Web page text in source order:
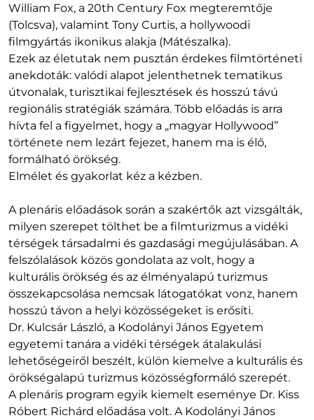
William Fox, a 20th Century Fox megteremtője
(Tolcsva), valamint Tony Curtis, a hollywoodi
filmgyártás ikonikus alakja (Mátészalka).
Ezek az életutak nem pusztán érdekes filmtörténeti
anekdoták: valódi alapot jelenthetnek tematikus
útvonalak, turisztikai fejlesztések és hosszú távú
regionális stratégiák számára. Több előadás is arra
hívta fel a figyelmet, hogy a „magyar Hollywood”
története nem lezárt fejezet, hanem ma is élő,
formálható örökség.
Elmélet és gyakorlat kéz a kézben.
A plenáris előadások során a szakértők azt vizsgálták,
milyen szerepet tölthet be a filmturizmus a vidéki
térségek társadalmi és gazdasági megújulásában. A
felszólalások közös gondolata az volt, hogy a
kulturális örökség és az élményalapú turizmus
összekapcsolása nemcsak látogatókat vonz, hanem
hosszú távon a helyi közösségeket is erősíti.
Dr. Kulcsár László, a Kodolányi János Egyetem
egyetemi tanára a vidéki térségek átalakulási
lehetőségeiről beszélt, külön kiemelve a kulturális és
örökségalapú turizmus közösségformáló szerepét.
A plenáris program egyik kiemelt eseménye Dr. Kiss
Róbert Richárd előadása volt. A Kodolányi János